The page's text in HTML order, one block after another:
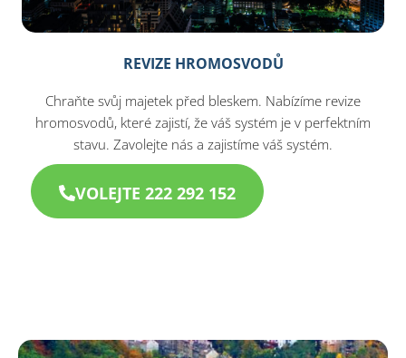
REVIZE HROMOSVODŮ
Chraňte svůj majetek před bleskem. Nabízíme revize
hromosvodů, které zajistí, že váš systém je v perfektním
stavu. Zavolejte nás a zajistíme váš systém.
VOLEJTE 222 292 152